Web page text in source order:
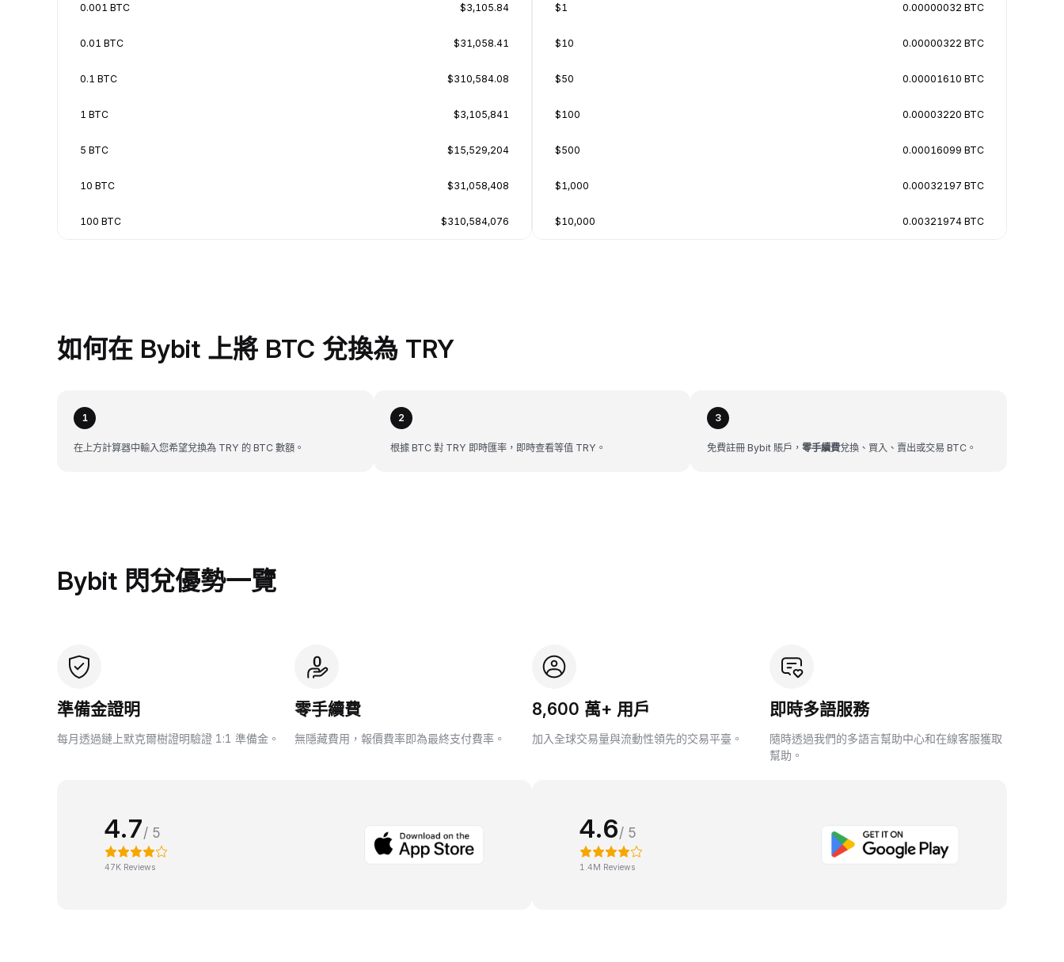
0.001 BTC $3,105.84
0.01 BTC $31,058.41
0.1 BTC $310,584.08
1 BTC $3,105,841
5 BTC $15,529,204
10 BTC $31,058,408
100 BTC $310,584,076
$1 0.00000032 BTC
$10 0.00000322 BTC
$50 0.00001610 BTC
$100 0.00003220 BTC
$500 0.00016099 BTC
$1,000 0.00032197 BTC
$10,000 0.00321974 BTC
如何在 Bybit 上將 BTC 兌換為 TRY
1
在上方計算器中輸入您希望兌換為 TRY 的 BTC 數額。
2
根據 BTC 對 TRY 即時匯率，即時查看等值 TRY。
3
免費註冊 Bybit 賬戶， 零手續費兌換、買入、賣出或交易 BTC。
Bybit 閃兌優勢一覽
準備金證明
每月透過鏈上默克爾樹證明驗證 1:1 準備金。
零手續費
無隱藏費用，報價費率即為最終支付費率。
8,600 萬+ 用戶
加入全球交易量與流動性領先的交易平臺。
即時多語服務
隨時透過我們的多語言幫助中心和在線客服獲取
幫助。
4.7/ 5
47K Reviews
4.6/ 5
1.4M Reviews